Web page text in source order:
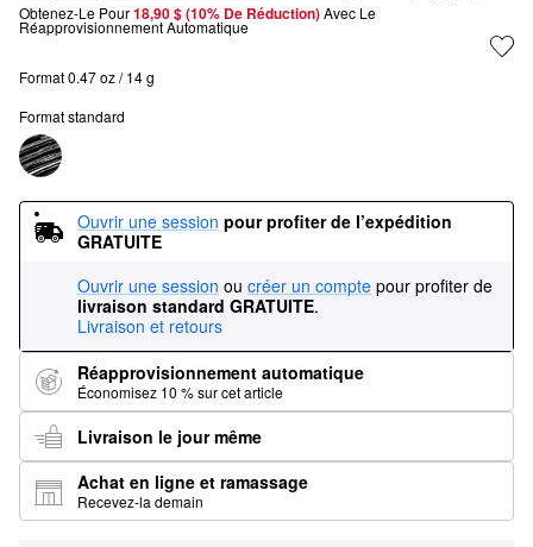
Obtenez-Le Pour18,90 $ (10% De Réduction) Avec Le
Réapprovisionnement Automatique
Format 0.47 oz / 14 g
Format standard
Ouvrir une session pour profiter de l’expédition
GRATUITE
Ouvrir une session ou créer un compte pour profiter de
livraison standard GRATUITE.
Livraison et retours
Réapprovisionnement automatique
Économisez 10 % sur cet article
Livraison le jour même
Achat en ligne et ramassage
Recevez-la demain